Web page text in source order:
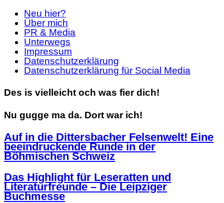
Neu hier?
Über mich
PR & Media
Unterwegs
Impressum
Datenschutzerklärung
Datenschutzerklärung für Social Media
Des is vielleicht och was fier dich!
Nu gugge ma da. Dort war ich!
Auf in die Dittersbacher Felsenwelt! Eine
beeindruckende Runde in der
Böhmischen Schweiz
Das Highlight für Leseratten und
Literaturfreunde – Die Leipziger
Buchmesse